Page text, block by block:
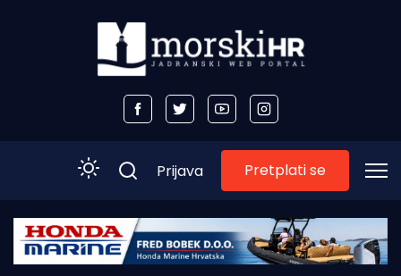
Početna
Prijava Pretplati se